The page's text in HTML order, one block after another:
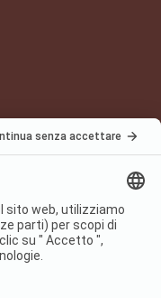
Condizioni d'uso